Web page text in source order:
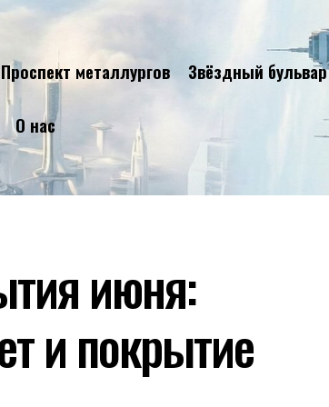
Проспект металлургов Звёздный бульвар
О нас
июня:
и покрытие